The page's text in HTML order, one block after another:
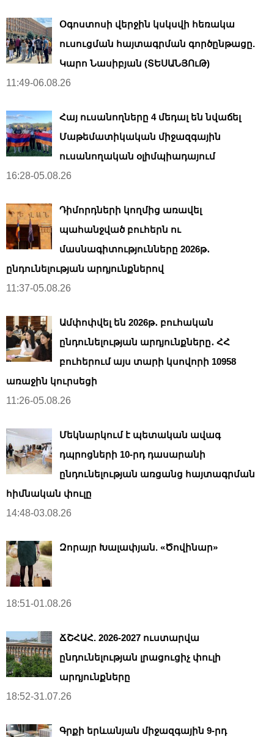
Օգոստոսի վերջին կսկսվի հեռակա
ուսուցման հայտագրման գործընթացը.
Կարո Նասիբյան (ՏԵՍԱՆՅՈւԹ)
11:49-06.08.26
Հայ ուսանողները 4 մեդալ են նվաճել
Մաթեմատիկական միջազգային
ուսանողական օլիմպիադայում
16:28-05.08.26
Դիմորդների կողմից առավել
պահանջված բուհերն ու
մասնագիտությունները 2026թ․
ընդունելության արդյունքներով
11:37-05.08.26
Ամփոփվել են 2026թ․ բուհական
ընդունելության արդյունքները․ ՀՀ
բուհերում այս տարի կսովորի 10958
առաջին կուրսեցի
11:26-05.08.26
Մեկնարկում է պետական ավագ
դպրոցների 10-րդ դասարանի
ընդունելության առցանց հայտագրման
հիմնական փուլը
14:48-03.08.26
Զորայր Խալափյան. «Ծովինար»
18:51-01.08.26
ՃՇՀԱՀ. 2026-2027 ուստարվա
ընդունելության լրացուցիչ փուլի
արդյունքները
18:52-31.07.26
Գրքի երևանյան միջազգային 9-րդ